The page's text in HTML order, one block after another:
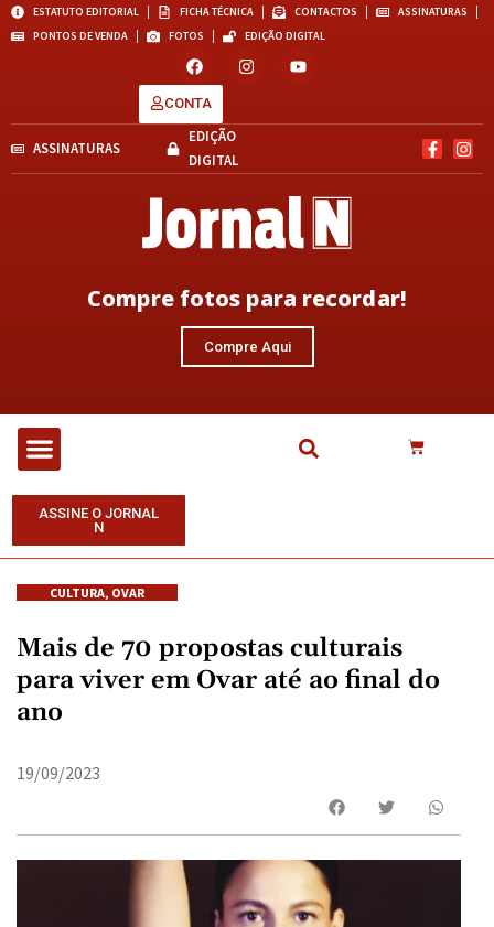
ESTATUTO EDITORIAL FICHA TÉCNICA CONTACTOS
ASSINATURAS
PONTOS DE VENDA
FOTOS EDIÇÃO DIGITAL
CONTA
ASSINATURAS
EDIÇÃO
DIGITAL
Compre fotos para recordar!
Compre Aqui
ASSINE O JORNAL
N
CULTURA, OVAR
Mais de 70 propostas culturais
para viver em Ovar até ao final do
ano
19/09/2023